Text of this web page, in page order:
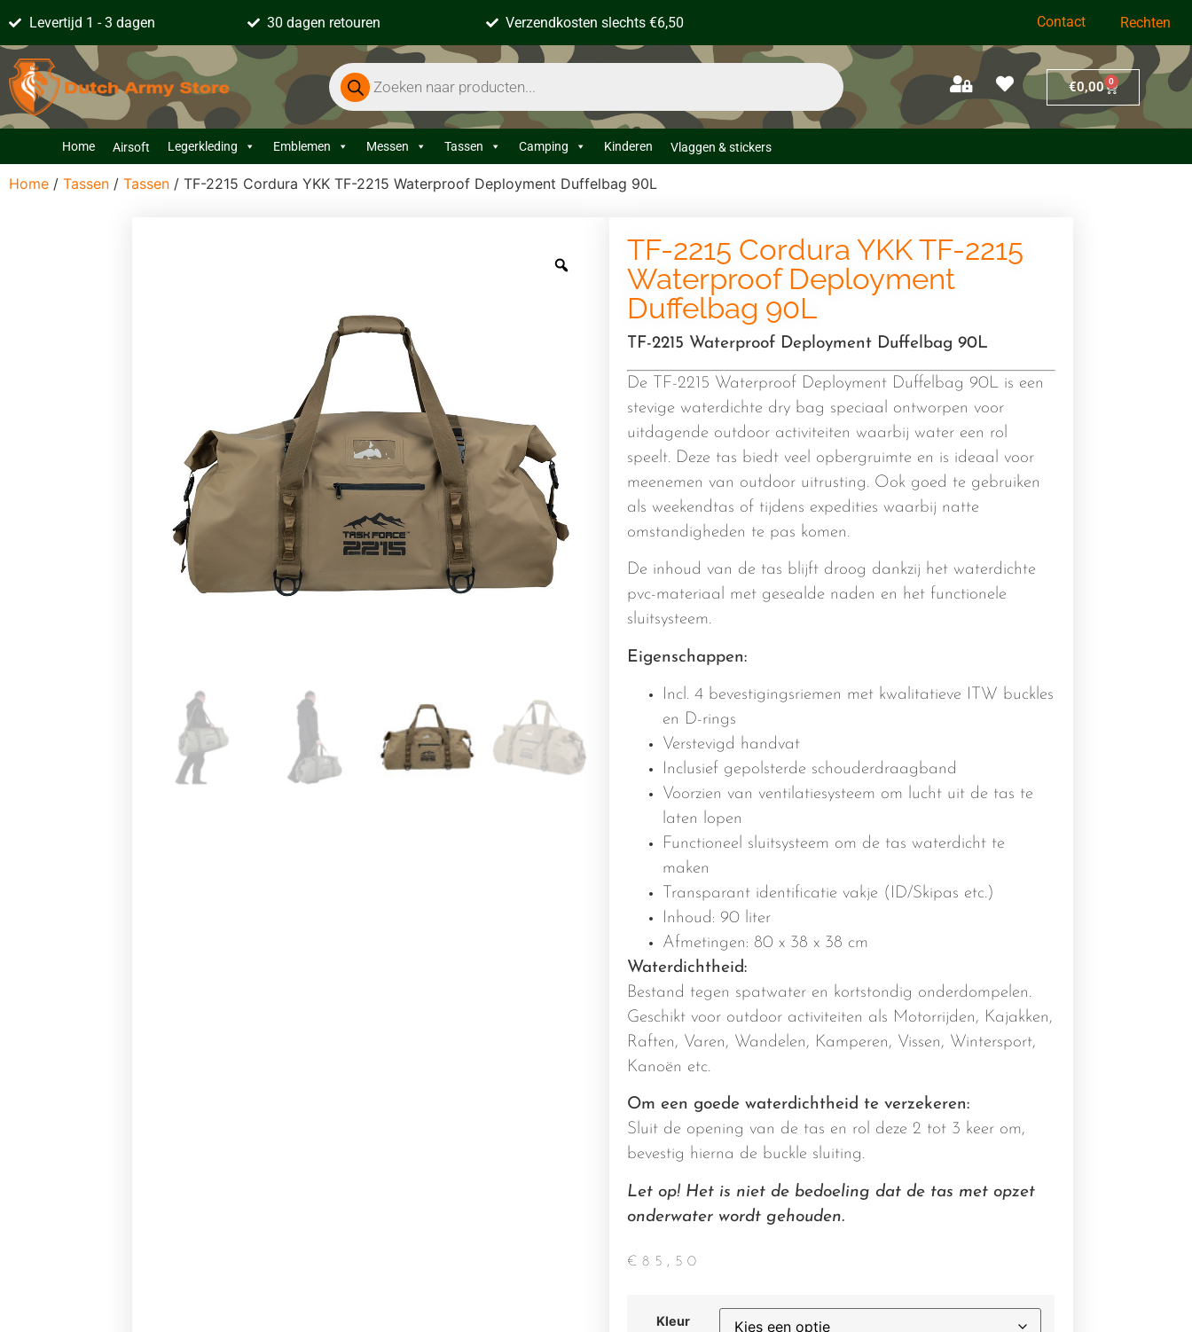
Levertijd 1 - 3 dagen 30 dagen retouren Verzendkosten slechts €6,50 Contact Rechten
€0,00 0
Home Airsoft Legerkleding Emblemen Messen Tassen Camping Kinderen Vlaggen & stickers
Home / Tassen / Tassen / TF-2215 Cordura YKK TF-2215 Waterproof Deployment Duffelbag 90L
TF-2215 Cordura YKK TF-2215
Waterproof Deployment
Duffelbag 90L
TF-2215 Waterproof Deployment Duffelbag 90L
De TF-2215 Waterproof Deployment Duffelbag 90L is een
stevige waterdichte dry bag speciaal ontworpen voor
uitdagende outdoor activiteiten waarbij water een rol
speelt. Deze tas biedt veel opbergruimte en is ideaal voor
meenemen van outdoor uitrusting. Ook goed te gebruiken
als weekendtas of tijdens expedities waarbij natte
omstandigheden te pas komen.
De inhoud van de tas blijft droog dankzij het waterdichte
pvc-materiaal met gesealde naden en het functionele
sluitsysteem.
Eigenschappen:
Incl. 4 bevestigingsriemen met kwalitatieve ITW buckles
en D-rings
Verstevigd handvat
Inclusief gepolsterde schouderdraagband
Voorzien van ventilatiesysteem om lucht uit de tas te
laten lopen
Functioneel sluitsysteem om de tas waterdicht te
maken
Transparant identificatie vakje (ID/Skipas etc.)
Inhoud: 90 liter
Afmetingen: 80 x 38 x 38 cm
Waterdichtheid:
Bestand tegen spatwater en kortstondig onderdompelen.
Geschikt voor outdoor activiteiten als Motorrijden, Kajakken,
Raften, Varen, Wandelen, Kamperen, Vissen, Wintersport,
Kanoën etc.
Om een goede waterdichtheid te verzekeren:
Sluit de opening van de tas en rol deze 2 tot 3 keer om,
bevestig hierna de buckle sluiting.
Let op! Het is niet de bedoeling dat de tas met opzet
onderwater wordt gehouden.
€85,50
Kleur